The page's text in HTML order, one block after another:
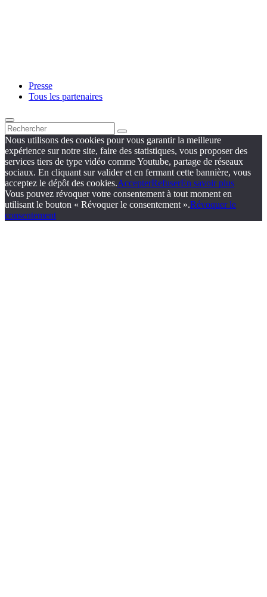
Presse
Tous les partenaires
Nous utilisons des cookies pour vous garantir la meilleure
expérience sur notre site, faire des statistiques, vous proposer des
services tiers de type vidéo comme Youtube, partage de réseaux
sociaux. En cliquant sur valider et en fermant cette bannière, vous
acceptez le dépôt des cookies.AccepterRefuserEn savoir plus
Vous pouvez révoquer votre consentement à tout moment en
utilisant le bouton « Révoquer le consentement ».Révoquer le
consentement